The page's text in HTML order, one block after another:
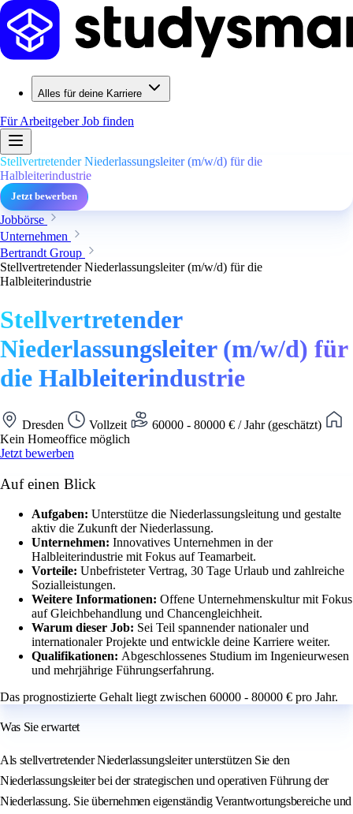
Alles für deine Karriere
Für ArbeitgeberJob finden
Stellvertretender Niederlassungsleiter (m/w/d) für die
Halbleiterindustrie
Jetzt bewerben
Jobbörse
Unternehmen
Bertrandt Group
Stellvertretender Niederlassungsleiter (m/w/d) für die
Halbleiterindustrie
Stellvertretender
Niederlassungsleiter (m/w/d) für
die Halbleiterindustrie
Dresden Vollzeit
60000 - 80000 € / Jahr (geschätzt)
Kein Homeoffice möglich
Jetzt bewerben
Auf einen Blick
Aufgaben: Unterstütze die Niederlassungsleitung und gestalte
aktiv die Zukunft der Niederlassung.
Unternehmen: Innovatives Unternehmen in der
Halbleiterindustrie mit Fokus auf Teamarbeit.
Vorteile: Unbefristeter Vertrag, 30 Tage Urlaub und zahlreiche
Sozialleistungen.
Weitere Informationen: Offene Unternehmenskultur mit Fokus
auf Gleichbehandlung und Chancengleichheit.
Warum dieser Job: Sei Teil spannender nationaler und
internationaler Projekte und entwickle deine Karriere weiter.
Qualifikationen: Abgeschlossenes Studium im Ingenieurwesen
und mehrjährige Führungserfahrung.
Das prognostizierte Gehalt liegt zwischen 60000 - 80000 € pro Jahr.
Was Sie erwartet
Als stellvertretender Niederlassungsleiter unterstützen Sie den
Niederlassungsleiter bei der strategischen und operativen Führung der
Niederlassung. Sie übernehmen eigenständig Verantwortungsbereiche und